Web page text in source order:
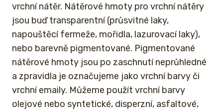
vrchní nátěr. Nátěrové hmoty pro vrchní nátěry
jsou buď transparentní (průsvitné laky,
napouštěcí fermeže, mořidla, lazurovací laky),
nebo barevně pigmentované. Pigmentované
nátěrové hmoty jsou po zaschnutí neprůhledné
a zpravidla je označujeme jako vrchní barvy či
vrchní emaily. Můžeme použít vrchní barvy
olejové nebo syntetické, disperzní, asfaltové,